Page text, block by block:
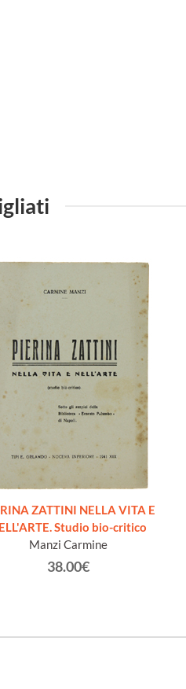
ZATTINI NELLA VITA E
Studio bio-critico
Manzi Carmine
38.00€